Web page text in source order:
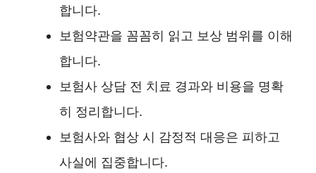
합니다.
보험약관을 꼼꼼히 읽고 보상 범위를 이해
합니다.
보험사 상담 전 치료 경과와 비용을 명확
히 정리합니다.
보험사와 협상 시 감정적 대응은 피하고
사실에 집중합니다.